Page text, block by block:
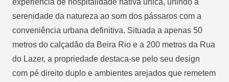
experiência de hospitalidade nativa única, unindo a
serenidade da natureza ao som dos pássaros com a
conveniência urbana definitiva. Situada a apenas 50
metros do calçadão da Beira Rio e a 200 metros da Rua
do Lazer, a propriedade destaca-se pelo seu design
com pé direito duplo e ambientes arejados que remetem